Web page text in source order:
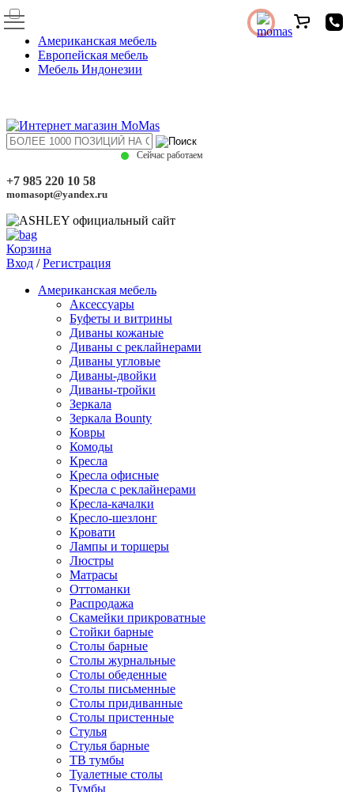
Американская мебель
Европейская мебель
Мебель Индонезии
Сейчас работаем
+7 985 220 10 58
momasopt@yandex.ru
Корзина
Вход /Регистрация
Американская мебель
Аксессуары
Буфеты и витрины
Диваны кожаные
Диваны с реклайнерами
Диваны угловые
Диваны-двойки
Диваны-тройки
Зеркала
Зеркала Bounty
Ковры
Комоды
Кресла
Кресла офисные
Кресла с реклайнерами
Кресла-качалки
Кресло-шезлонг
Кровати
Лампы и торшеры
Люстры
Матрасы
Оттоманки
Распродажа
Скамейки прикроватные
Стойки барные
Столы барные
Столы журнальные
Столы обеденные
Столы письменные
Столы придиванные
Столы пристенные
Стулья
Стулья барные
ТВ тумбы
Туалетные столы
Тумбы